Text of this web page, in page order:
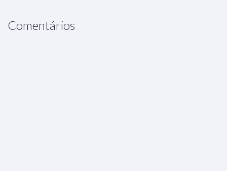
Comentários